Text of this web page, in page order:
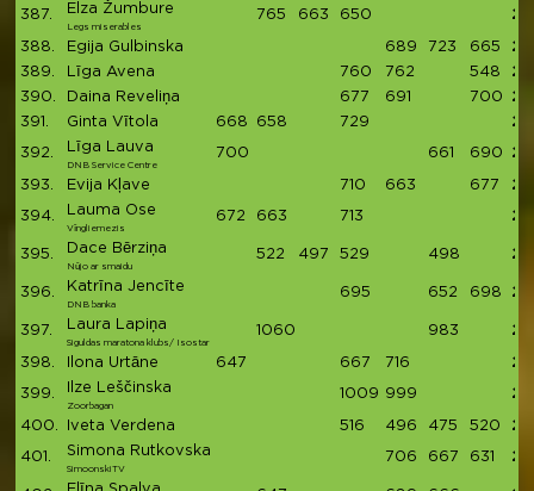
387. Elza Žumbure
Legs miserables
765 663 650
388. Egija Gulbinska 689 723 665
389.
Līga Avena 760 762 548
390.
Daina Reveliņa 677 691 700
391.
Ginta Vītola 668 658 729
392. Līga Lauva
DNB Service Centre
700 661 690
393. Evija Kļave 710 663 677
394. Lauma Ose
Vīngliemezis
672 663 713
395. Dace Bērziņa
Nūjo ar smaidu
522 497 529 498
396. Katrīna Jencīte
DNB banka
695 652 698
397. Laura Lapiņa
Siguldas maratona klubs/ Isostar
1060 983
398. Ilona Urtāne 647 667 716
399. Ilze Leščinska
Zoorbagan
1009 999
400. Iveta Verdena 516 496 475 520
401. Simona Rutkovska
SimoonskiTV
706 667 631